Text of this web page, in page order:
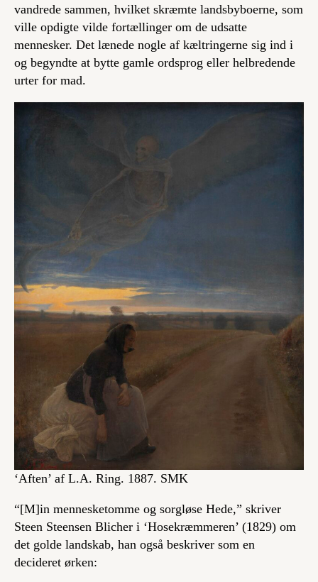
vandrede sammen, hvilket skræmte landsbyboerne, som
ville opdigte vilde fortællinger om de udsatte
mennesker. Det lænede nogle af kæltringerne sig ind i
og begyndte at bytte gamle ordsprog eller helbredende
urter for mad.
‘Aften’ af L.A. Ring. 1887. SMK
“[M]in mennesketomme og sorgløse Hede,” skriver
Steen Steensen Blicher i ‘Hosekræmmeren’ (1829) om
det golde landskab, han også beskriver som en
decideret ørken: